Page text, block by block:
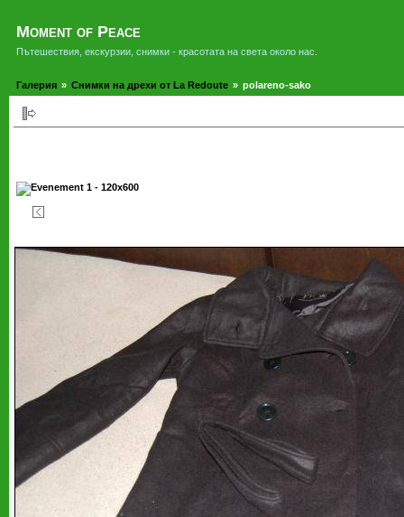
Moment of Peace
Пътешествия, екскурзии, снимки - красотата на света около нас.
Галерия » Снимки на дрехи от La Redoute » polareno-sako